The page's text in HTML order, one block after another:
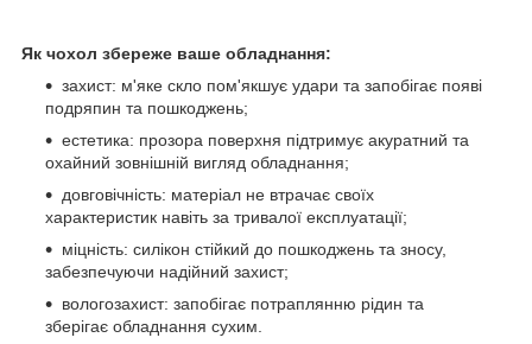
Як чохол збереже ваше обладнання:
захист: м'яке скло пом'якшує удари та запобігає появі
подряпин та пошкоджень;
естетика: прозора поверхня підтримує акуратний та
охайний зовнішній вигляд обладнання;
довговічність: матеріал не втрачає своїх
характеристик навіть за тривалої експлуатації;
міцність: силікон стійкий до пошкоджень та зносу,
забезпечуючи надійний захист;
вологозахист: запобігає потраплянню рідин та
зберігає обладнання сухим.